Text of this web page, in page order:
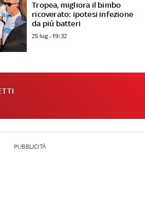
Tropea, migliora il bimbo
ricoverato: ipotesi infezione
da più batteri
25 lug - 19:32
PUBBLICITÀ